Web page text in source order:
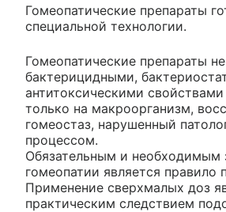
Гомеопатические препараты
специальной технологии.
Гомеопатические препараты
бактерицидными,
антитоксическими
только на макроорганизм,
гомеостаз, нарушенный
процессом.
Обязательным и необходимым
гомеопатии является правило
Применение сверхмалых доз
практическим следствием